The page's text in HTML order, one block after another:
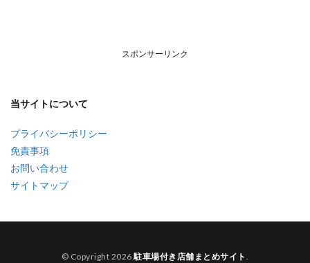
スポンサーリンク
当サイトについて
プライバシーポリシー
免責事項
お問い合わせ
サイトマップ
© Copyright 2026駐車場付き店舗まとめサイト